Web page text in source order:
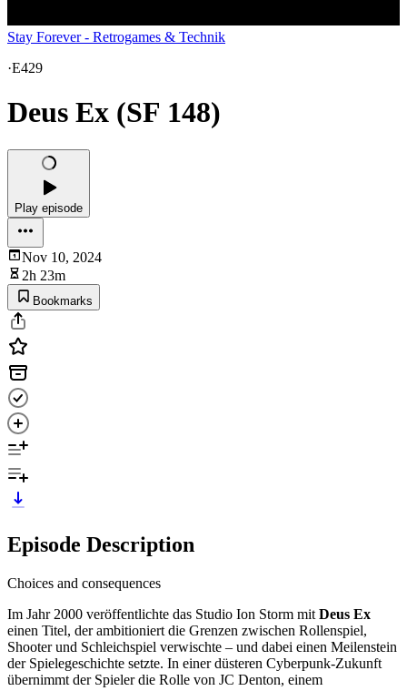
Stay Forever - Retrogames & Technik
·E429
Deus Ex (SF 148)
Play episode
Nov 10, 2024
2h 23m
Bookmarks
Episode Description
Choices and consequences
Im Jahr 2000 veröffentlichte das Studio Ion Storm mit Deus Ex
einen Titel, der ambitioniert die Grenzen zwischen Rollenspiel,
Shooter und Schleichspiel verwischte – und dabei einen Meilenstein
der Spielegeschichte setzte. In einer düsteren Cyberpunk-Zukunft
übernimmt der Spieler die Rolle von JC Denton, einem